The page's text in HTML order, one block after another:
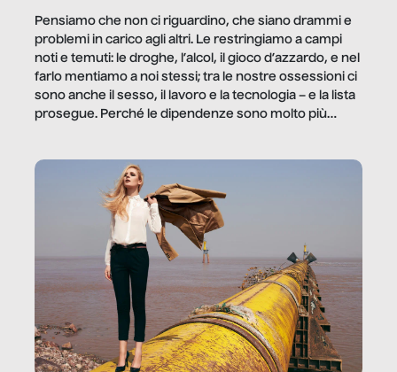
Pensiamo che non ci riguardino, che siano drammi e
problemi in carico agli altri. Le restringiamo a campi
noti e temuti: le droghe, l’alcol, il gioco d’azzardo, e nel
farlo mentiamo a noi stessi; tra le nostre ossessioni ci
sono anche il sesso, il lavoro e la tecnologia – e la lista
prosegue. Perché le dipendenze sono molto più
trae un guadagno. In questo reportage vediamo
quale e come.